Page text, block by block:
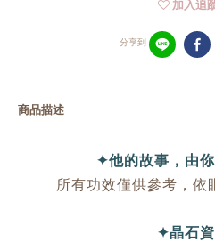
加入追
分享到
商品描述
✦他的故事，由
所有功效僅供參考，依
✦晶石